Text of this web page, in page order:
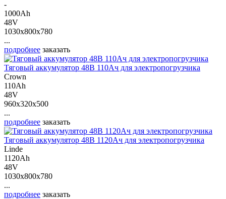
-
1000Ah
48V
1030x800x780
...
подробнее заказать
Тяговый аккумулятор 48В 110Ач для электропогрузчика
Crown
110Ah
48V
960x320x500
...
подробнее заказать
Тяговый аккумулятор 48В 1120Ач для электропогрузчика
Linde
1120Ah
48V
1030x800x780
...
подробнее заказать